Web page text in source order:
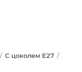
/ С цоколем E27 /